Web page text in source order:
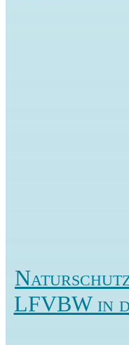
LFVBW in